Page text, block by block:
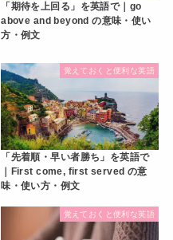
「期待を上回る」を英語で｜go
above and beyond の意味・使い
方・例文
覚えておくと便利な英語
「先着順・早い者勝ち」を英語で
｜First come, first served の意
味・使い方・例文
覚えておくと便利な英語